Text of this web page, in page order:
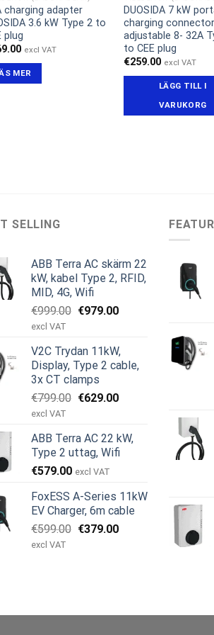
charging adapter
3.6 kW Type 2 to
plug
excl VAT
MER
DUOSIDA 7 kW
charging connector
adjustable 8- 32A
to CEE plug
€259.00 excl VAT
LÄGG TILL I
VARUKORG
SELLING
ABB Terra AC skärm 22
kW, kabel Type 2, RFID,
MID, 4G, Wifi
€999.00 Det
var:
€999.00.
€979.00Det
är:
€979.00.
excl VAT
V2C Trydan 11kW,
Display, Type 2 cable,
3x CT clamps
€799.00 Det
var:
€799.00.
€629.00Det
är:
€629.00.
excl VAT
ABB Terra AC 22 kW,
Type 2 uttag, Wifi
€579.00 excl VAT
FoxESS A-Series 11kW
EV Charger, 6m cable
€599.00 Det
€379.00Det
excl VAT